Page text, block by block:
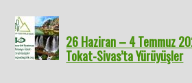
26 Haziran – 4 Temmuz
Tokat-Sivas’ta Yürüyüşler